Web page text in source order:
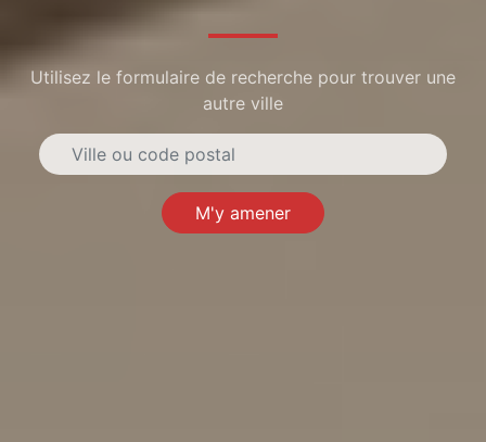
Utilisez le formulaire de recherche pour trouver une
autre ville
M'y amener